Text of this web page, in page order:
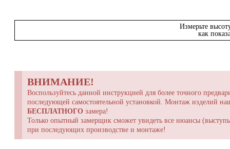
Измерьте
как
ВНИМАНИЕ!
Воспользуйтесь данной инструкцией для более точного
последующей самостоятельной установкой. Монтаж изделий
БЕСПЛАТНОГО замера!
Только опытный замерщик сможет увидеть все нюансы
при последующих производстве и монтаже!